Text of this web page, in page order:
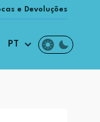
e Devoluções
PT